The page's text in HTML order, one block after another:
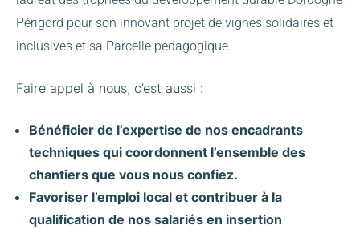
Périgord pour son innovant projet de vignes solidaires et
inclusives et sa Parcelle pédagogique.
Faire appel à nous, c’est aussi :
Bénéficier de l’expertise de nos encadrants
techniques qui coordonnent l’ensemble des
chantiers que vous nous confiez.
Favoriser l’emploi local et contribuer à la
qualification de nos salariés en insertion